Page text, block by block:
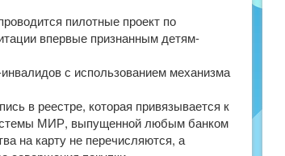
пилотные проект по
впервые признанным детям-
с использованием механизма
в реестре, которая привязывается к
МИР, выпущенной любым банком
на карту не перечисляются, а